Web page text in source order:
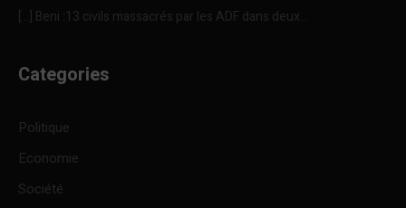
[…] Beni :13 civils massacrés par les ADF dans deux...
Categories
Politique
Economie
Société